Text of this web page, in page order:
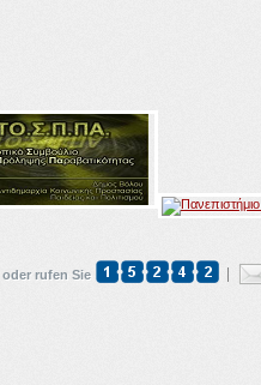
oder rufen Sie